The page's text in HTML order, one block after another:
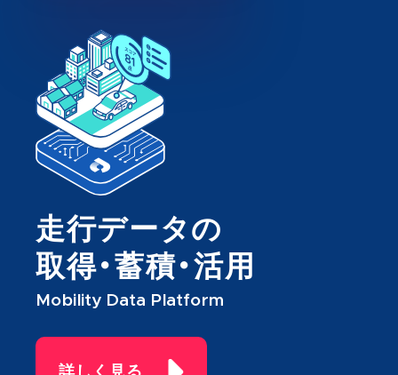
走行データの
取得・蓄積・活用
Mobility Data Platform